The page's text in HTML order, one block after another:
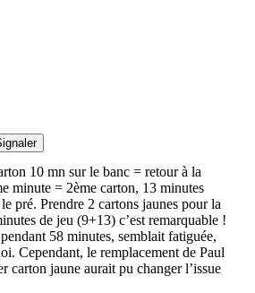
10 mn sur le banc = retour à la
minute = 2ème carton, 13 minutes
pré. Prendre 2 cartons jaunes pour la
de jeu (9+13) c’est remarquable !
58 minutes, semblait fatiguée,
Cependant, le remplacement de Paul
carton jaune aurait pu changer l’issue